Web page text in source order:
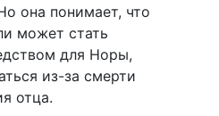
она понимает, что
может стать
для Норы,
из-за смерти
отца.